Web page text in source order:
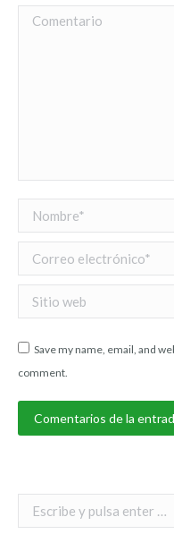
Comentario
Nombre *
Correo electrónico *
Sitio web
Save my name, email, and
comment.
Comentarios de la
Search: